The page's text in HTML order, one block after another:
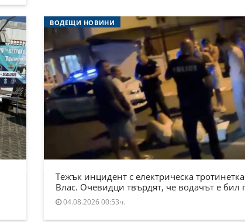
ВОДЕЩИ НОВИНИ
Тежък инцидент с електрическа
Влас. Очевидци твърдят, че водачът е бил
04.08.2026 00:53ч.